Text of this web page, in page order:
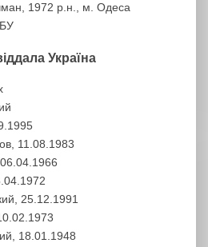
1972 р.н., м. Одеса
Україна
11.08.1983
25.12.1991
18.01.1948